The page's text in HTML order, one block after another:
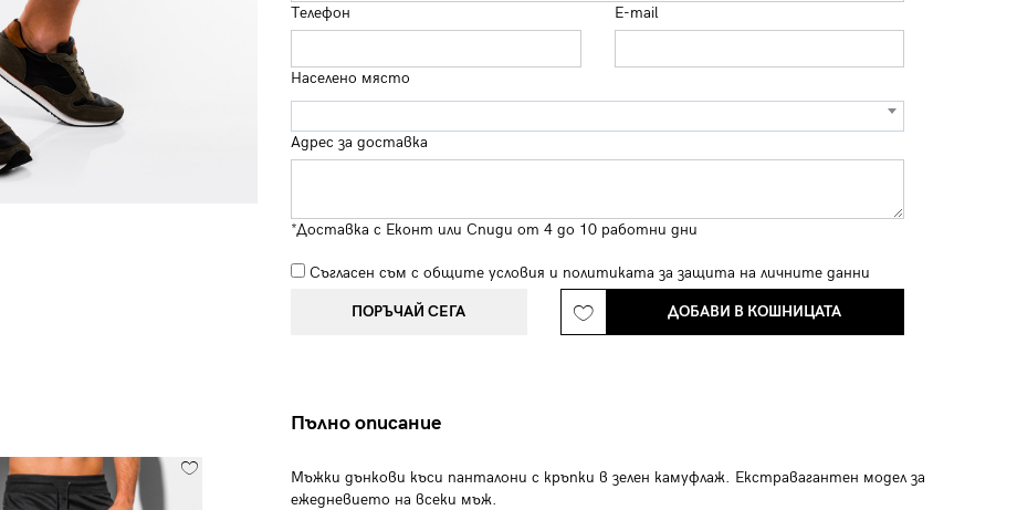
Телефон E-mail
Населено място
Адрес за доставка
*Доставка с Еконт или Спиди от 4 до 10 работни дни
Съгласен съм с общите условия и политиката за защита на личните данни
ПОРЪЧАЙ СЕГА ДОБАВИ В КОШНИЦАТА
Пълно описание
Мъжки дънкови къси панталони с кръпки в зелен камуфлаж. Екстравагантен модел за
ежедневието на всеки мъж.